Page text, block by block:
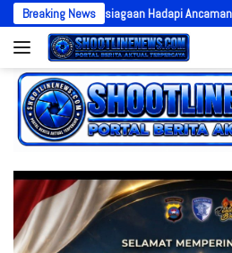
Langsung
ke
konten
Breaking NewsHadapi Ancaman Banjir dan